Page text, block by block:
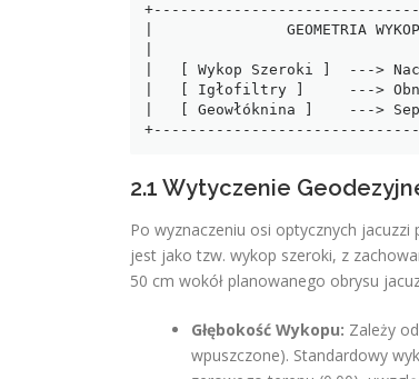
|               GEOMETRIA
|   [ Wykop Szeroki ]  --->
|   [ Igłofiltry ]     --->
|   [ Geowłóknina ]    --->
2.1 Wytyczenie
Po wyznaczeniu osi optycznych
jest jako tzw. wykop szeroki, z
50 cm wokół planowanego obrysu
Głębokość Wykopu: Zależy
wpuszczone). Standardowy